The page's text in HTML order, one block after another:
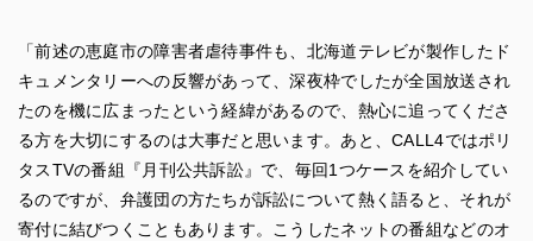
「前述の恵庭市の障害者虐待事件も、北海道テレビが製作したド
キュメンタリーへの反響があって、深夜枠でしたが全国放送され
たのを機に広まったという経緯があるので、熱心に追ってくださ
る方を大切にするのは大事だと思います。あと、CALL4ではポリ
タスTVの番組『月刊公共訴訟』で、毎回1つケースを紹介してい
るのですが、弁護団の方たちが訴訟について熱く語ると、それが
寄付に結びつくこともあります。こうしたネットの番組などのオ